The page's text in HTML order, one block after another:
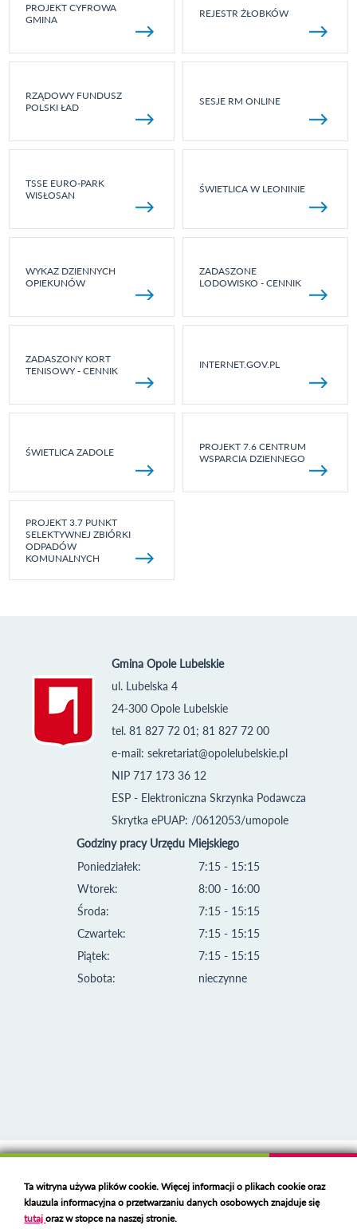
PROJEKT CYFROWA
GMINA
REJESTR ŻŁOBKÓW
RZĄDOWY FUNDUSZ
POLSKI ŁAD
SESJE RM ONLINE
TSSE EURO-PARK
WISŁOSAN
ŚWIETLICA W LEONINIE
WYKAZ DZIENNYCH
OPIEKUNÓW
ZADASZONE
LODOWISKO - CENNIK
ZADASZONY KORT
TENISOWY - CENNIK
INTERNET.GOV.PL
ŚWIETLICA ZADOLE
PROJEKT 7.6 CENTRUM
WSPARCIA DZIENNEGO
PROJEKT 3.7 PUNKT
SELEKTYWNEJ ZBIÓRKI
ODPADÓW
KOMUNALNYCH
Gmina Opole Lubelskie
ul. Lubelska 4
24-300 Opole Lubelskie
tel. 81 827 72 01; 81 827 72 00
e-mail: sekretariat@opolelubelskie.pl
NIP 717 173 36 12
ESP - Elektroniczna Skrzynka Podawcza
Skrytka ePUAP: /0612053/umopole
Godziny pracy Urzędu Miejskiego
Poniedziałek:
Wtorek:
Środa:
Czwartek:
Piątek:
Sobota:
7:15 - 15:15
8:00 - 16:00
7:15 - 15:15
7:15 - 15:15
7:15 - 15:15
nieczynne
Deklaracja dostępności
Polski serwer RBLhttps://polspam.pl/
Ta witryna używa plików cookie. Więcej informacji o plikach cookie oraz
klauzula informacyjna o przetwarzaniu danych osobowych znajduje się
tutajoraz w stopce na naszej stronie.